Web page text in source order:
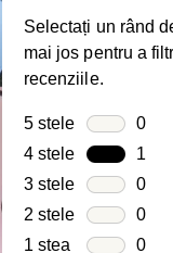
Selectați un rând
mai jos pentru a
recenziile.
5 stele stele
0
0
4 stele stele
1
1
3 stele stele
0
0
2 stele stele
0
0
1 stea stele
0